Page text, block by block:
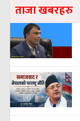
ताजा खबरहरु